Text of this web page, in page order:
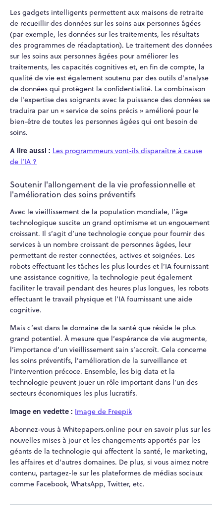
Les gadgets intelligents permettent aux maisons de retraite
de recueillir des données sur les soins aux personnes âgées
(par exemple, les données sur les traitements, les résultats
des programmes de réadaptation). Le traitement des données
sur les soins aux personnes âgées pour améliorer les
traitements, les capacités cognitives et, en fin de compte, la
qualité de vie est également soutenu par des outils d'analyse
de données qui protègent la confidentialité. La combinaison
de l'expertise des soignants avec la puissance des données se
traduira par un « service de soins précis » amélioré pour le
bien-être de toutes les personnes âgées qui ont besoin de
soins.
A lire aussi : Les programmeurs vont-ils disparaître à cause
de l’IA ?
Soutenir l'allongement de la vie professionnelle et
l'amélioration des soins préventifs
Avec le vieillissement de la population mondiale, l’âge
technologique suscite un grand optimisme et un engouement
croissant. Il s’agit d’une technologie conçue pour fournir des
services à un nombre croissant de personnes âgées, leur
permettant de rester connectées, actives et soignées. Les
robots effectuant les tâches les plus lourdes et l’IA fournissant
une assistance cognitive, la technologie peut également
faciliter le travail pendant des heures plus longues, les robots
effectuant le travail physique et l’IA fournissant une aide
cognitive.
Mais c’est dans le domaine de la santé que réside le plus
grand potentiel. À mesure que l’espérance de vie augmente,
l’importance d’un vieillissement sain s’accroît. Cela concerne
les soins préventifs, l’amélioration de la surveillance et
l’intervention précoce. Ensemble, les big data et la
technologie peuvent jouer un rôle important dans l’un des
secteurs économiques les plus lucratifs.
Image en vedette : Image de Freepik
Abonnez-vous à Whitepapers.online pour en savoir plus sur les
nouvelles mises à jour et les changements apportés par les
géants de la technologie qui affectent la santé, le marketing,
les affaires et d'autres domaines. De plus, si vous aimez notre
contenu, partagez-le sur les plateformes de médias sociaux
comme Facebook, WhatsApp, Twitter, etc.